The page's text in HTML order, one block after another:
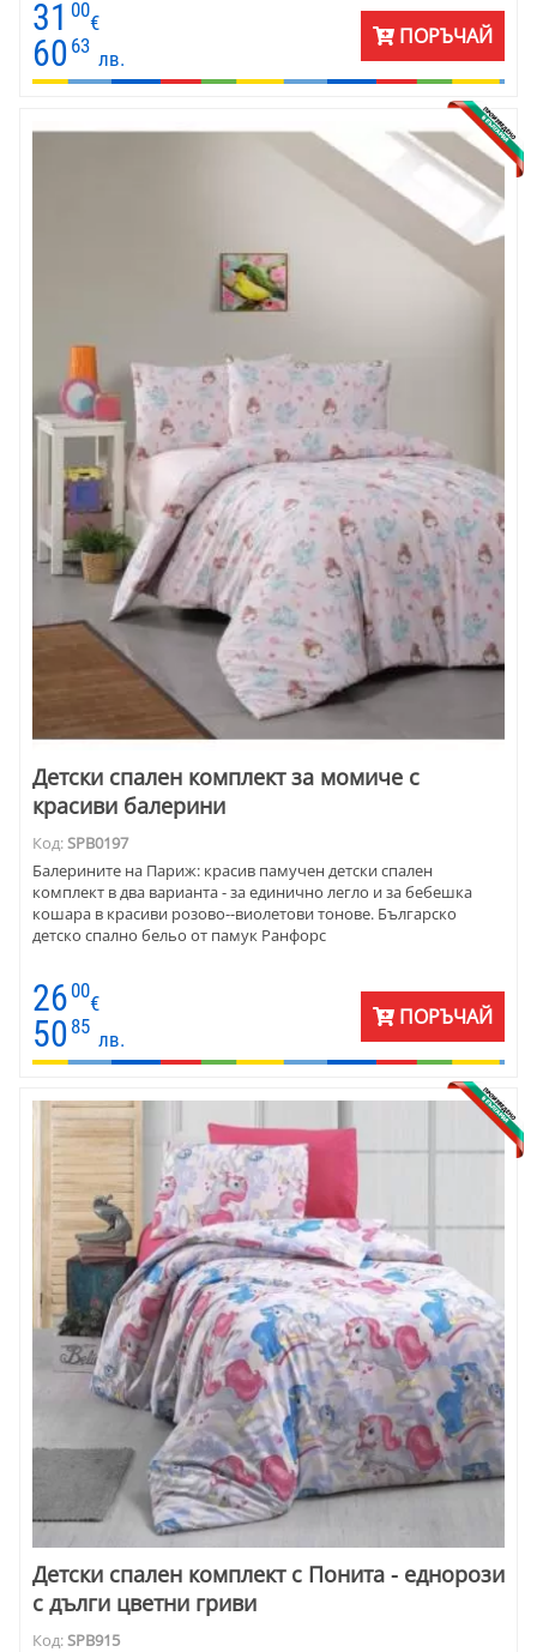
31 00
€
60 63
лв.
ПОРЪЧАЙ
Детски спален комплект за момиче с
красиви балерини
Код:SPB0197
Балерините на Париж: красив памучен детски спален
комплект в два варианта - за единично легло и за бебешка
кошара в красиви розово--виолетови тонове. Българско
детско спално бельо от памук Ранфорс
26 00
€
50 85
лв.
ПОРЪЧАЙ
Детски спален комплект с Понита - еднорози
с дълги цветни гриви
Код:SPB915